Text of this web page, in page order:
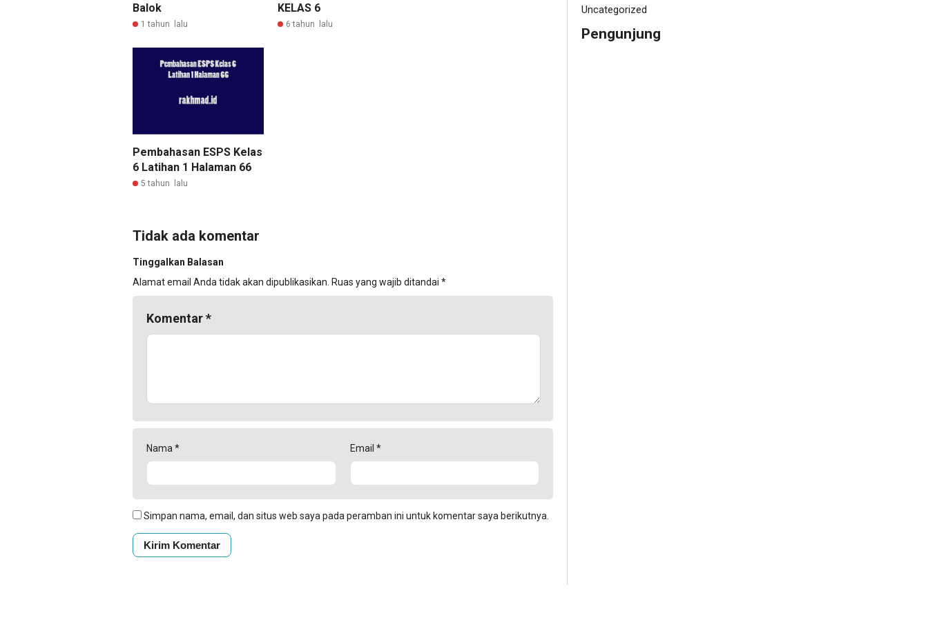
Balok
1 tahun lalu
KELAS 6
6 tahun lalu
Pembahasan ESPS Kelas
6 Latihan 1 Halaman 66
5 tahun lalu
Tidak ada komentar
Tinggalkan Balasan
Alamat email Anda tidak akan dipublikasikan. Ruas yang wajib ditandai *
Komentar*
Nama * Email *
Simpan nama, email, dan situs web saya pada peramban ini untuk komentar saya berikutnya.
Uncategorized
Pengunjung